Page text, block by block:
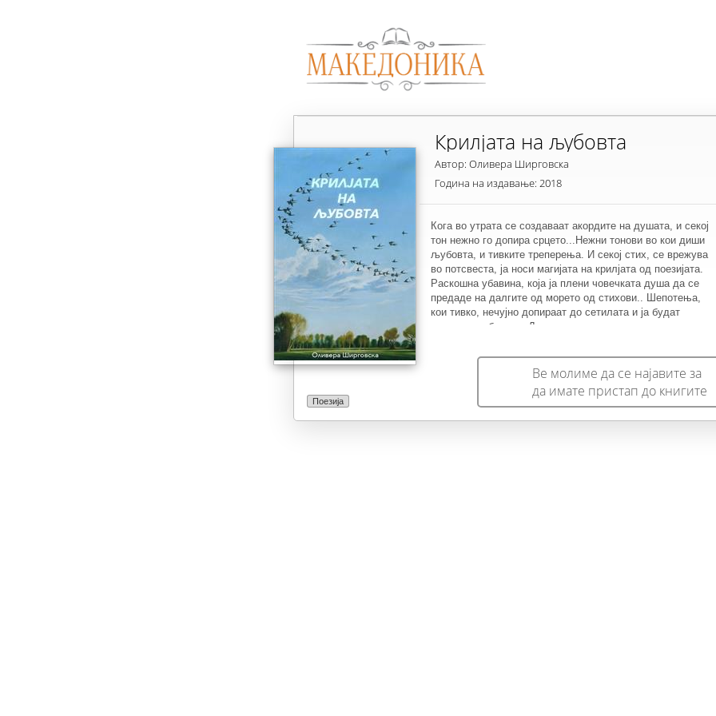
Поезија
Крилјата на љубовта
Автор: Оливера Ширговска
Година на издавање: 2018
Кога во утрата се создаваат акордите на душата, и секој
тон нежно го допира срцето...Нежни тонови во кои диши
љубовта, и тивките треперења. И секој стих, се врежува
во потсвеста, ја носи магијата на крилјата од поезијата.
Раскошна убавина, која ја плени човечката душа да се
предаде на далгите од морето од стихови.. Шепотења,
кои тивко, нечујно допираат до сетилата и ја будат
заспаната убавина..Да се создава, да се пишува со
еден љубовен венец на раскошот во срцата.. И да се
живее со мислата испратена во далечините на
хоризонтот... Да ја допре сродната душа, која читајќи ги
стиховите, ја допира магијата на пишаниот стих....
Ве молиме да се најавите за
да имате пристап до книгите